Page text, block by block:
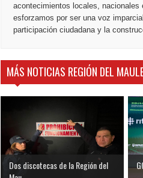
acontecimientos locales, nacionales
esforzamos por ser una voz
participación ciudadana y la
MÁS NOTICIAS REGIÓN DEL
Dos discotecas de la Región del